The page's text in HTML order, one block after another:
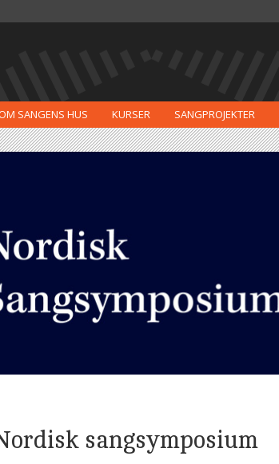
SANGENS HUS KURSER SANGPROJEKTER
sangsymposium